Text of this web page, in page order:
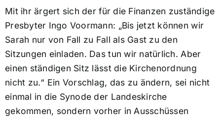
Mit ihr ärgert sich der für die Finanzen zuständige
Presbyter Ingo Voormann: „Bis jetzt können wir
Sarah nur von Fall zu Fall als Gast zu den
Sitzungen einladen. Das tun wir natürlich. Aber
einen ständigen Sitz lässt die Kirchenordnung
nicht zu.“ Ein Vorschlag, das zu ändern, sei nicht
einmal in die Synode der Landeskirche
gekommen, sondern vorher in Ausschüssen